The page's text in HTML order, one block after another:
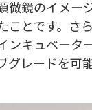
微鏡のイメー
ことです。さ
ンキュベータ
グレードを可